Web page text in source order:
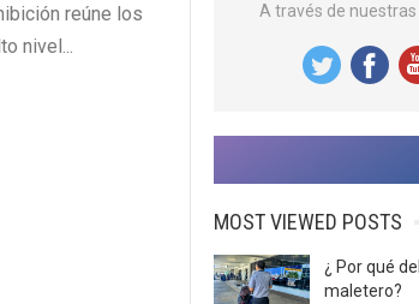
reúne los
nivel...
A través de
MOST VIEWED POSTS
¿ Por qué
maletero?